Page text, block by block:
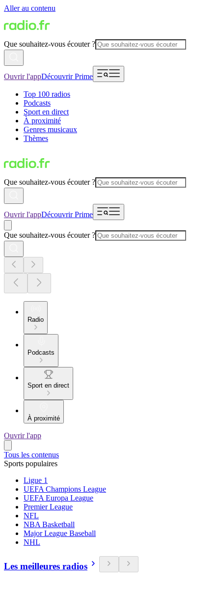
Aller au contenu
Que souhaitez-vous écouter ?
Ouvrir l'appDécouvrir Prime
Top 100 radios
Podcasts
Sport en direct
À proximité
Genres musicaux
Thèmes
Que souhaitez-vous écouter ?
Ouvrir l'appDécouvrir Prime
Que souhaitez-vous écouter ?
Radio
Podcasts
Sport en direct
À proximité
Ouvrir l'app
Tous les contenus
Sports populaires
Ligue 1
UEFA Champions League
UEFA Europa League
Premier League
NFL
NBA Basketball
Major League Baseball
NHL
Les meilleures radios